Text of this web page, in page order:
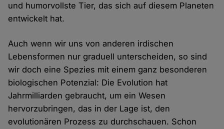
und humorvollste Tier, das sich auf diesem Planeten
entwickelt hat.
Auch wenn wir uns von anderen irdischen
Lebensformen nur graduell unterscheiden, so sind
wir doch eine Spezies mit einem ganz besonderen
biologischen Potenzial: Die Evolution hat
Jahrmilliarden gebraucht, um ein Wesen
hervorzubringen, das in der Lage ist, den
evolutionären Prozess zu durchschauen. Schon